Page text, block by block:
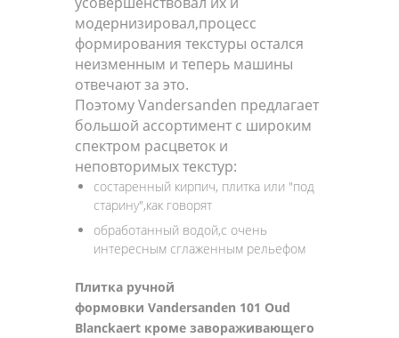
модернизировал,процесс
формирования текстуры остался
неизменным и теперь машины
отвечают за это.
Поэтому Vandersanden предлагает
большой ассортимент с широким
спектром расцветок и
неповторимых текстур:
состаренный кирпич, плитка или "под
старину",как говорят
обработанный водой,с очень
интересным сглаженным рельефом
Плитка ручной
формовки Vandersanden 101 Oud
Blanckaert кроме завораживающего